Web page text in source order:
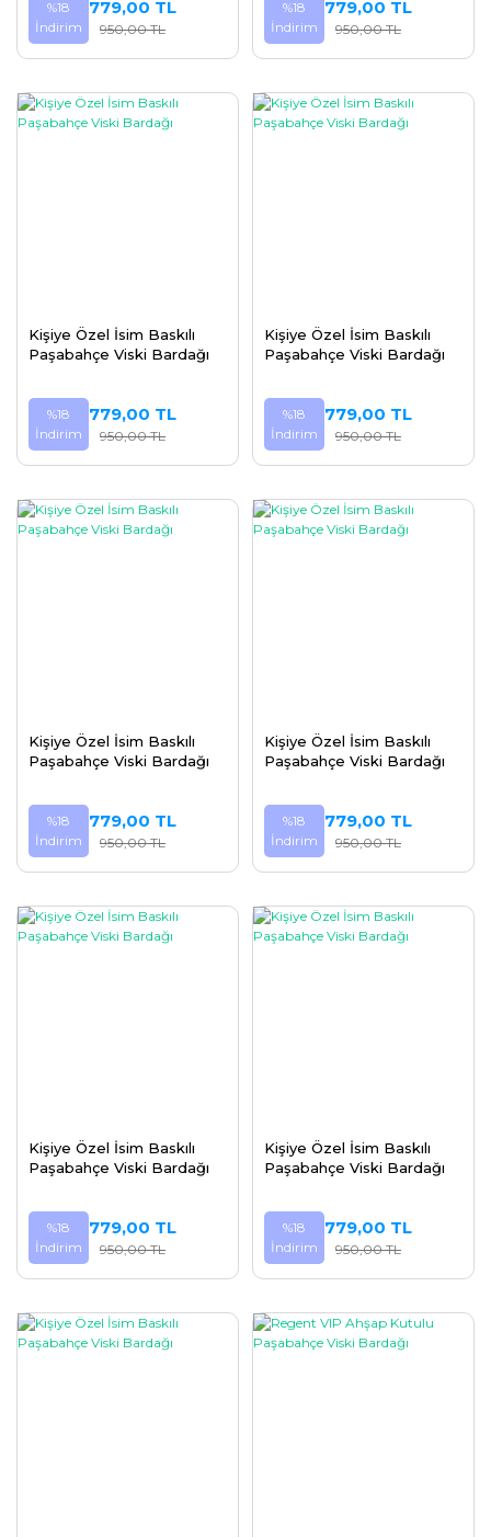
%18
İndirim
779,00 TL
950,00 TL
%18
İndirim
779,00 TL
950,00 TL
Kişiye Özel İsim Baskılı
Paşabahçe Viski Bardağı
%18
İndirim
779,00 TL
950,00 TL
Kişiye Özel İsim Baskılı
Paşabahçe Viski Bardağı
%18
İndirim
779,00 TL
950,00 TL
Kişiye Özel İsim Baskılı
Paşabahçe Viski Bardağı
%18
İndirim
779,00 TL
950,00 TL
Kişiye Özel İsim Baskılı
Paşabahçe Viski Bardağı
%18
İndirim
779,00 TL
950,00 TL
Kişiye Özel İsim Baskılı
Paşabahçe Viski Bardağı
%18
İndirim
779,00 TL
950,00 TL
Kişiye Özel İsim Baskılı
Paşabahçe Viski Bardağı
%18
İndirim
779,00 TL
950,00 TL